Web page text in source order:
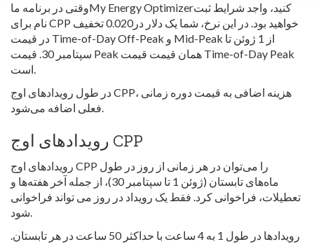
وقتی در برنامه ماMy Energy Optimizerکنید، واجد شرایط ثبت
نام برای CPP خواهید بود. در این نرخ، شما یک دلار در0.020 تخفیف
در قیمت Time-of-Day Off-Peak و Mid-Peak از 1 ژوئن تا
سپتامبر 30. قیمت Peak همان قیمت قیمت Time-of-Day Peak
است.
در طول رویدادهای اوج CPP، هزینه اضافی به قیمت دوره زمانی
فعلی اضافه می‌شود.
رویدادهای اوج CPP
رویدادهای اوج CPP را می‌توان در هر زمانی از روز در طول
ماه‌های تابستان (ژوئن 1 تا سپتامبر 30)، از جمله آخر هفته‌ها و
تعطیلات، فراخوانی کرد. فقط یک رویداد در روز می تواند فراخوانی
شود.
رویدادها در طول 1 به 4 ساعت با حداکثر 50 ساعت در هر تابستان.